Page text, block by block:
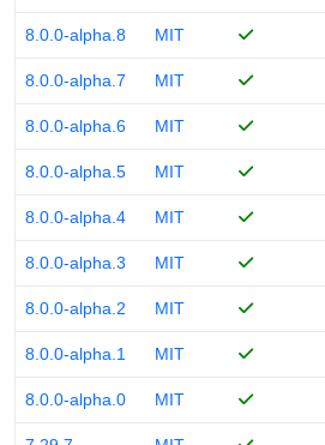
8.0.0-alpha.8 MIT
8.0.0-alpha.7 MIT
8.0.0-alpha.6 MIT
8.0.0-alpha.5 MIT
8.0.0-alpha.4 MIT
8.0.0-alpha.3 MIT
8.0.0-alpha.2 MIT
8.0.0-alpha.1 MIT
8.0.0-alpha.0 MIT